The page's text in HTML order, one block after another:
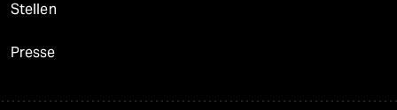
Stellen
Presse